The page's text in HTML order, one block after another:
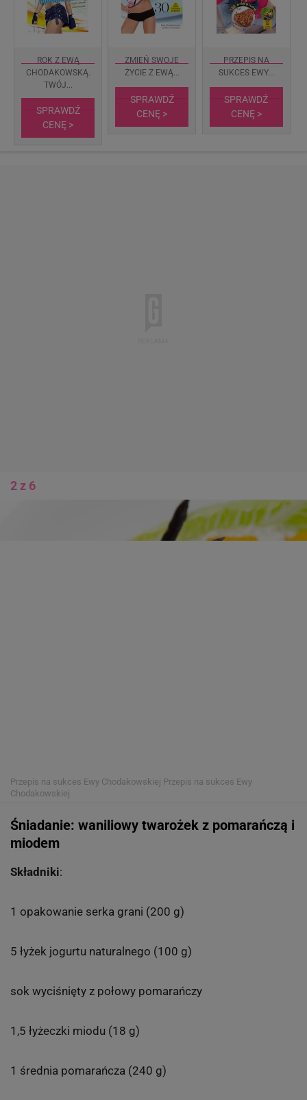
ROK Z EWĄ
CHODAKOWSKĄ.
TWÓJ...
SPRAWDŹ
CENĘ >
ZMIEŃ SWOJE
ŻYCIE Z EWĄ...
SPRAWDŹ
CENĘ >
PRZEPIS NA
SUKCES EWY...
SPRAWDŹ
CENĘ >
2 z 6
Przepis na sukces Ewy Chodakowskiej Przepis na sukces Ewy
Chodakowskiej
Śniadanie: waniliowy twarożek z pomarańczą i
miodem
Składniki:
1 opakowanie serka grani (200 g)
5 łyżek jogurtu naturalnego (100 g)
sok wyciśnięty z połowy pomarańczy
1,5 łyżeczki miodu (18 g)
1 średnia pomarańcza (240 g)